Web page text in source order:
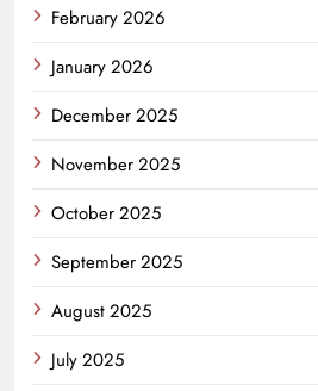
February 2026
January 2026
December 2025
November 2025
October 2025
September 2025
August 2025
July 2025